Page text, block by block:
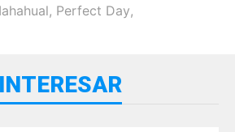
, Perfect Day,